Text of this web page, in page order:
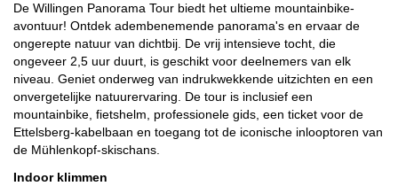
De Willingen Panorama Tour biedt het ultieme mountainbike-
avontuur! Ontdek adembenemende panorama's en ervaar de
ongerepte natuur van dichtbij. De vrij intensieve tocht, die
ongeveer 2,5 uur duurt, is geschikt voor deelnemers van elk
niveau. Geniet onderweg van indrukwekkende uitzichten en een
onvergetelijke natuurervaring. De tour is inclusief een
mountainbike, fietshelm, professionele gids, een ticket voor de
Ettelsberg-kabelbaan en toegang tot de iconische inlooptoren van
de Mühlenkopf-skischans.
Indoor klimmen